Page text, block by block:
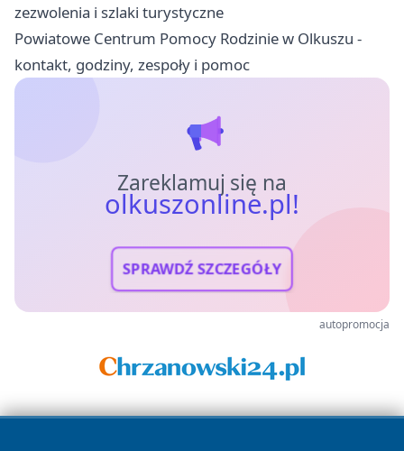
zezwolenia i szlaki turystyczne
Powiatowe Centrum Pomocy Rodzinie w Olkuszu -
kontakt, godziny, zespoły i pomoc
Zareklamuj się na
olkuszonline.pl!
SPRAWDŹ SZCZEGÓŁY
autopromocja